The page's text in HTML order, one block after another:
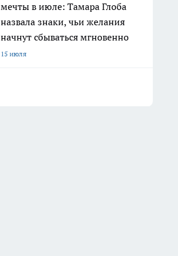
мечты в июле: Тамара Глоба
назвала знаки, чьи желания
начнут сбываться мгновенно
15 июля